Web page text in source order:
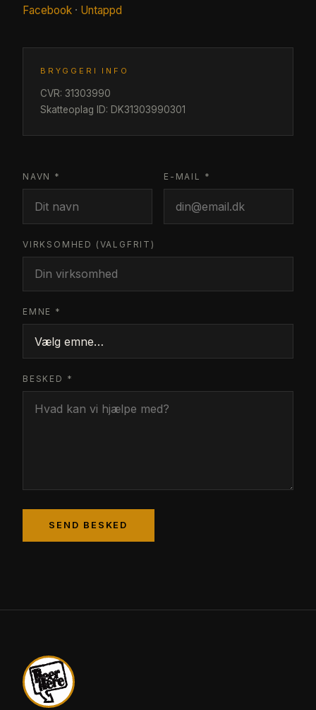
Facebook · Untappd
BRYGGERI INFO
CVR: 31303990
Skatteoplag ID: DK31303990301
NAVN * E-MAIL *
VIRKSOMHED (VALGFRIT)
EMNE *
BESKED *
SEND BESKED